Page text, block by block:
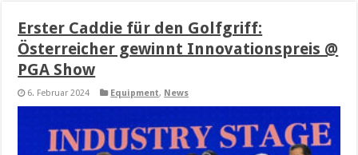
Erster Caddie für den Golfgriff:
Österreicher gewinnt Innovationspreis @
PGA Show
6. Februar 2024 Equipment, News